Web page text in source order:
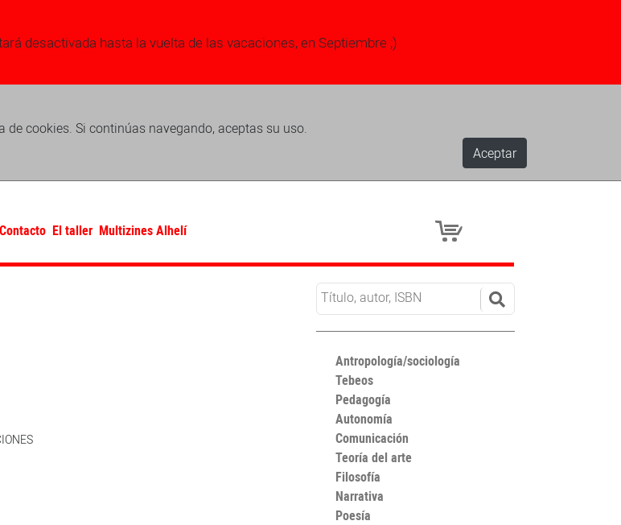
desactivada hasta la vuelta de las vacaciones, en Septiembre ;)
cookies. Si continúas navegando, aceptas su uso.
Aceptar
Contacto El taller Multizines Alhelí
Antropología/sociología
Tebeos
Pedagogía
Autonomía
Comunicación
Teoría del arte
Filosofía
Narrativa
Poesía